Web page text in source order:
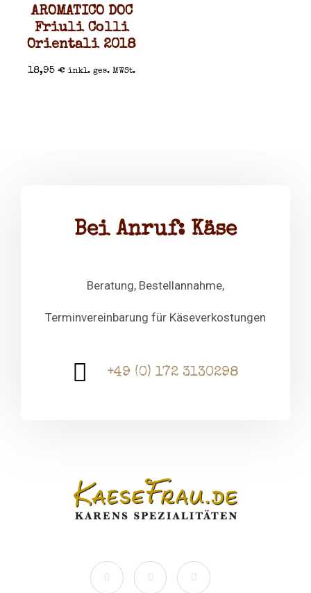
AROMATICO DOC
Friuli Colli
Orientali 2018
18,95€ inkl. ges. MWSt.
Bei Anruf: Käse
Beratung, Bestellannahme,
Terminvereinbarung für Käseverkostungen
+49 (0) 172 3130298